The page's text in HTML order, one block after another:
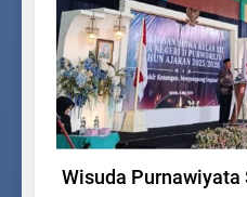
Wisuda Purnawiyata